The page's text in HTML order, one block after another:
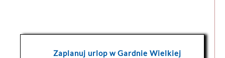
Zaplanuj urlop w Gardnie Wielkiej